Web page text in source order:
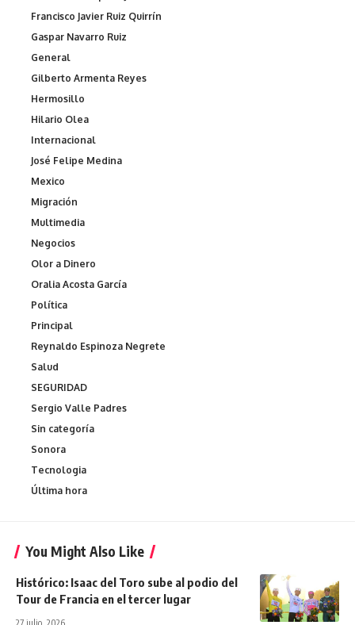
Francisco Javier Ruiz Quirrín
Gaspar Navarro Ruiz
General
Gilberto Armenta Reyes
Hermosillo
Hilario Olea
Internacional
José Felipe Medina
Mexico
Migración
Multimedia
Negocios
Olor a Dinero
Oralia Acosta García
Política
Principal
Reynaldo Espinoza Negrete
Salud
SEGURIDAD
Sergio Valle Padres
Sin categoría
Sonora
Tecnologia
Última hora
You Might Also Like
Histórico: Isaac del Toro sube al podio del
Tour de Francia en el tercer lugar